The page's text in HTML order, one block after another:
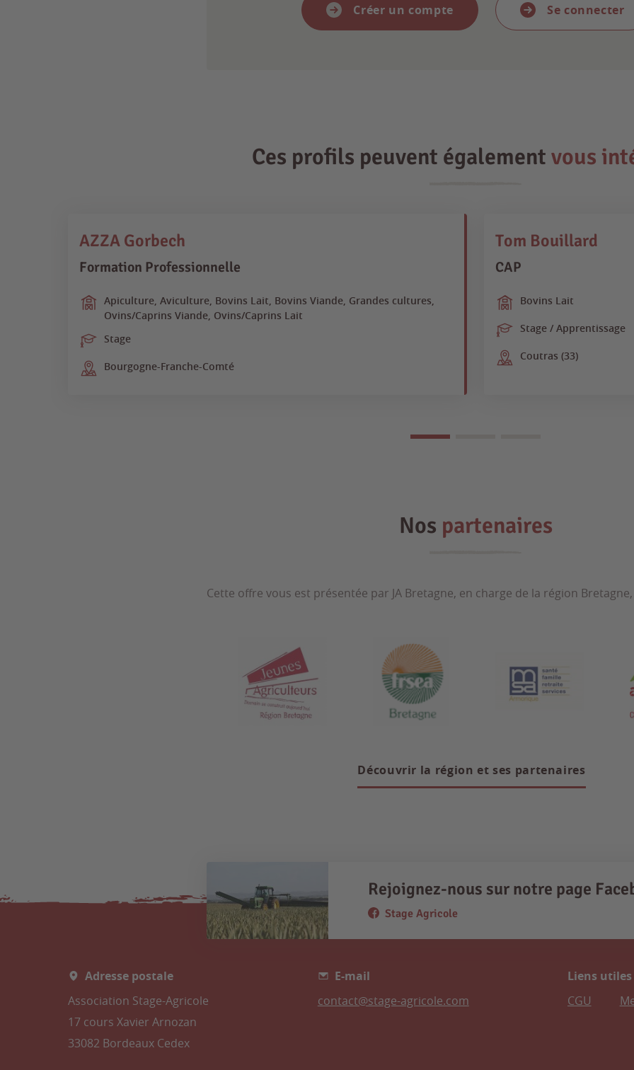
Créer un compte Se connecter
Ces profils peuvent également vous
AZZA Gorbech
Formation Professionnelle
Apiculture, Aviculture, Bovins Lait, Bovins Viande, Grandes cultures,
Ovins/Caprins Viande, Ovins/Caprins Lait
Stage
Bourgogne-Franche-Comté
Tom Bouillard
CAP
Bovins Lait
Stage / Apprentissage
Coutras (33)
Nos partenaires
Cette offre vous est présentée par JA Bretagne, en charge de la région
Découvrir la région et ses partenaires
Rejoignez-nous sur notre page
Stage Agricole
Adresse postale
Association Stage-Agricole
17 cours Xavier Arnozan
33082 Bordeaux Cedex
E-mail
contact@stage-agricole.com
Liens utiles
CGU